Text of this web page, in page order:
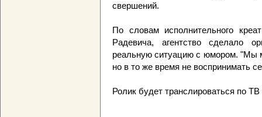
свершений.
По словам исполнительного
Радевича, агентство сделало
реальную ситуацию с юмором. "Мы
но в то же время не воспринимать
Ролик будет транслироваться по